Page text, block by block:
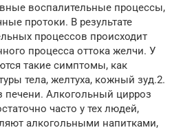
воспалительные процессы,
протоки. В результате
процессов происходит
процесса оттока желчи. У
такие симптомы, как
тела, желтуха, кожный зуд.2.
печени. Алкогольный цирроз
часто у тех людей,
алкогольными напитками,